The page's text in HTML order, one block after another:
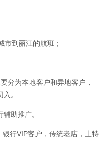
市到丽江的航班；
分为本地客户和异地客户，
。
助推广。
行VIP客户，传统老店，土特